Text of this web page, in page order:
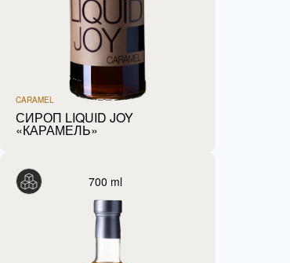
CARAMEL
СИРОП LIQUID JOY
«КАРАМЕЛЬ»
700 ml